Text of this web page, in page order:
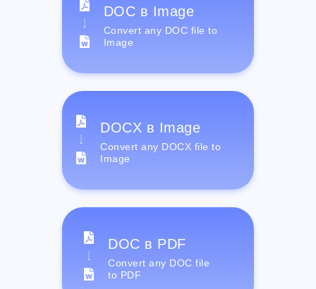
DOC в Image
Convert any DOC file to
Image
DOCX в Image
Convert any DOCX file to
Image
DOC в PDF
Convert any DOC file
to PDF